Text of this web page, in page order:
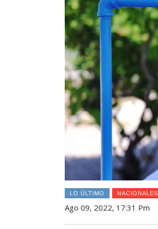
LO ÚLTIMO NACIONALES
Ago 09, 2022, 17:31 Pm